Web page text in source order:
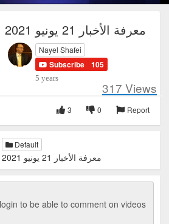
معرفة الأخبار 21 يونيو 2021
Nayel Shafei
Subscribe 105
5 years
317 Views
Report
0
3
Default
معرفة الأخبار 21 يونيو 2021
to be able to comment on videos